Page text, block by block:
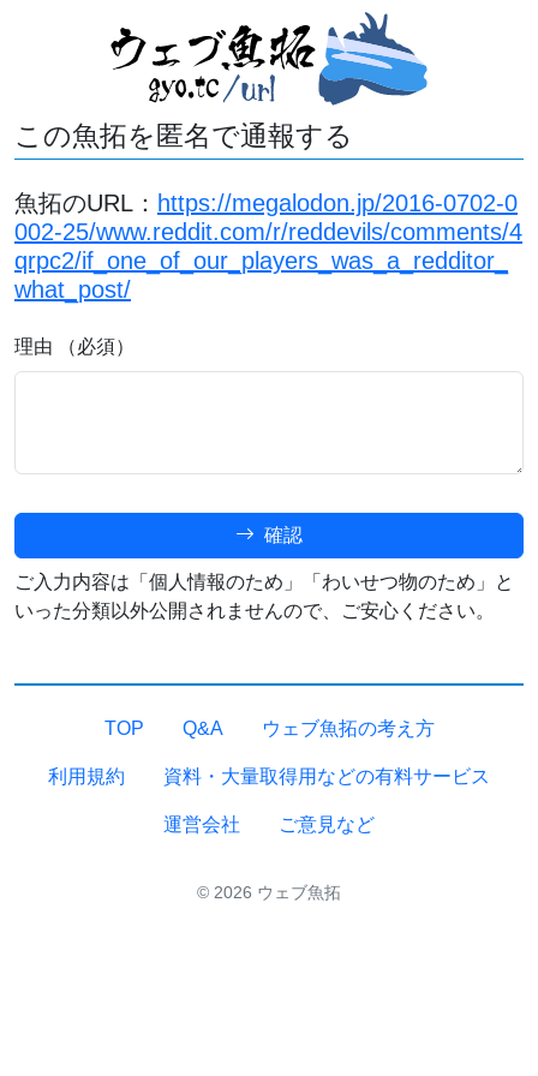
この魚拓を匿名で通報する
魚拓のURL： https://megalodon.jp/2016-0702-0
002-25/www.reddit.com/r/reddevils/comments/4
qrpc2/if_one_of_our_players_was_a_redditor_
what_post/
理由 （必須）
確認
ご入力内容は「個人情報のため」「わいせつ物のため」と
いった分類以外公開されませんので、ご安心ください。
TOP Q&A ウェブ魚拓の考え方
利用規約 資料・大量取得用などの有料サービス
運営会社 ご意見など
© 2026 ウェブ魚拓